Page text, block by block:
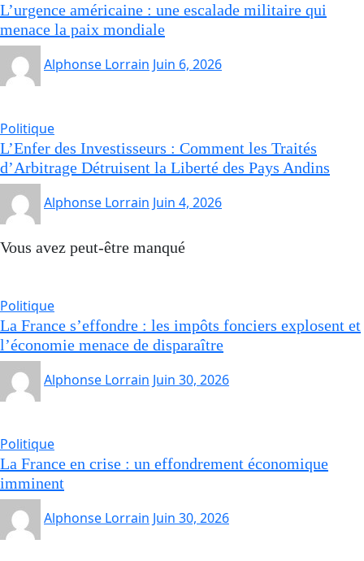
L’urgence américaine : une escalade militaire qui
menace la paix mondiale
Alphonse Lorrain Juin 6, 2026
Politique
L’Enfer des Investisseurs : Comment les Traités
d’Arbitrage Détruisent la Liberté des Pays Andins
Alphonse Lorrain Juin 4, 2026
Vous avez peut-être manqué
Politique
La France s’effondre : les impôts fonciers explosent et
l’économie menace de disparaître
Alphonse Lorrain Juin 30, 2026
Politique
La France en crise : un effondrement économique
imminent
Alphonse Lorrain Juin 30, 2026